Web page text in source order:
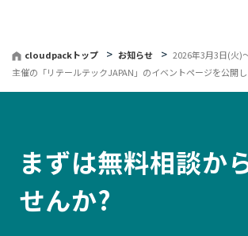
cloudpackトップ お知らせ
2026年3月3日(火)
主催の「リテールテックJAPAN」のイベントページを公開
まずは無料相談か
せんか?